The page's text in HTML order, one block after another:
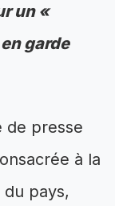
un «
garde
de presse
à la
pays,